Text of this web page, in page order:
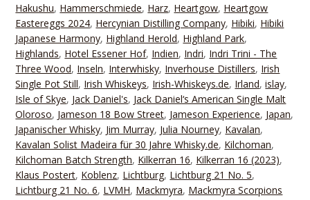
Hakushu, Hammerschmiede, Harz, Heartgow, Heartgow
Eastereggs 2024, Hercynian Distilling Company, Hibiki, Hibiki
Japanese Harmony, Highland Herold, Highland Park,
Highlands, Hotel Essener Hof, Indien, Indri, Indri Trini - The
Three Wood, Inseln, Interwhisky, Inverhouse Distillers, Irish
Single Pot Still, Irish Whiskeys, Irish-Whiskeys.de, Irland,islay,
Isle of Skye, Jack Daniel's, Jack Daniel‘s American Single Malt
Oloroso, Jameson 18 Bow Street, Jameson Experience, Japan,
Japanischer Whisky, Jim Murray, Julia Nourney, Kavalan,
Kavalan Solist Madeira für 30 Jahre Whisky.de, Kilchoman,
Kilchoman Batch Strength, Kilkerran 16, Kilkerran 16 (2023),
Klaus Postert, Koblenz, Lichtburg, Lichtburg 21 No. 5,
Lichtburg 21 No. 6, LVMH, Mackmyra, Mackmyra Scorpions